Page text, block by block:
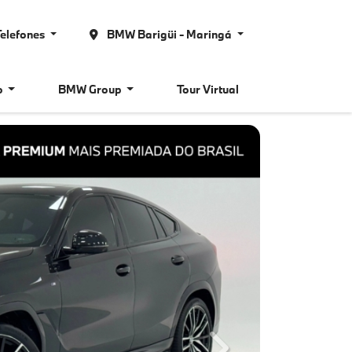
BMW Barigüi - Maringá
BMW Group Tour Virtual